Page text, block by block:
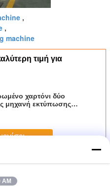
,
,
machine
τιμή για
χαρτόνι δύο
μηχανή εκτύπωσης
εκτύπωσης κιβωτίων
AM